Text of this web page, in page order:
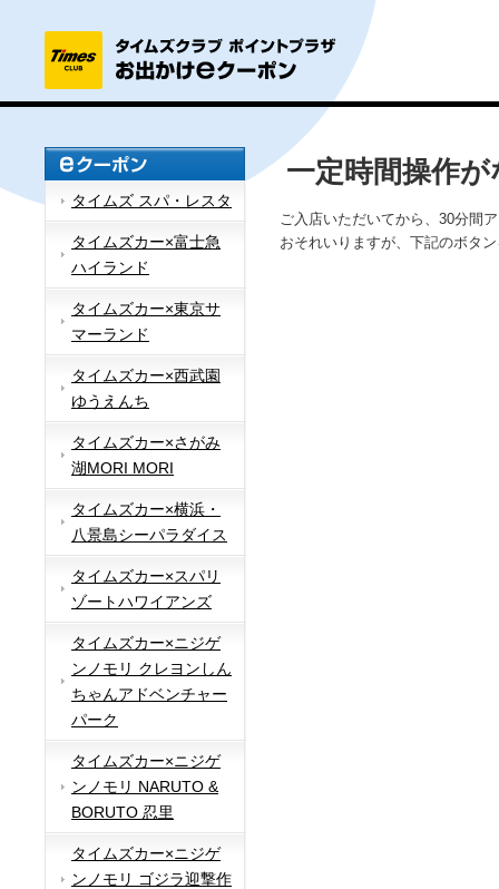
タイムズ スパ・レスタ
タイムズカー×富士急
ハイランド
タイムズカー×東京サ
マーランド
タイムズカー×西武園
ゆうえんち
タイムズカー×さがみ
湖MORI MORI
タイムズカー×横浜・
八景島シーパラダイス
タイムズカー×スパリ
ゾートハワイアンズ
タイムズカー×ニジゲ
ンノモリ クレヨンしん
ちゃんアドベンチャー
パーク
タイムズカー×ニジゲ
ンノモリ NARUTO &
BORUTO 忍里
タイムズカー×ニジゲ
ンノモリ ゴジラ迎撃作
一定時間操作
ご入店いただいてから、30分間
おそれいりますが、下記のボタ